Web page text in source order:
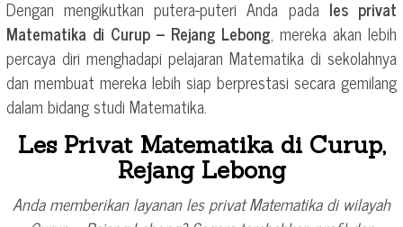
Dengan mengikutkan putera-puteri Anda pada les privat
Matematika di Curup – Rejang Lebong, mereka akan lebih
percaya diri menghadapi pelajaran Matematika di sekolahnya
dan membuat mereka lebih siap berprestasi secara gemilang
dalam bidang studi Matematika.
Les Privat Matematika di Curup,
Rejang Lebong
Anda memberikan layanan les privat Matematika di wilayah